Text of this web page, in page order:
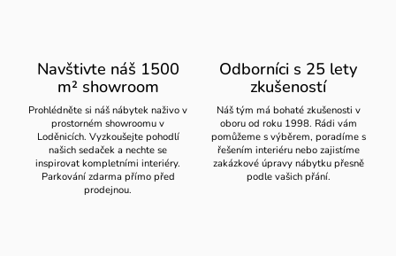
Navštivte náš 1500
m² showroom
Prohlédněte si náš nábytek naživo v
prostorném showroomu v
Loděnicích. Vyzkoušejte pohodlí
našich sedaček a nechte se
inspirovat kompletními interiéry.
Parkování zdarma přímo před
prodejnou.
Odborníci s 25 lety
zkušeností
Náš tým má bohaté zkušenosti v
oboru od roku 1998. Rádi vám
pomůžeme s výběrem, poradíme s
řešením interiéru nebo zajistíme
zakázkové úpravy nábytku přesně
podle vašich přání.